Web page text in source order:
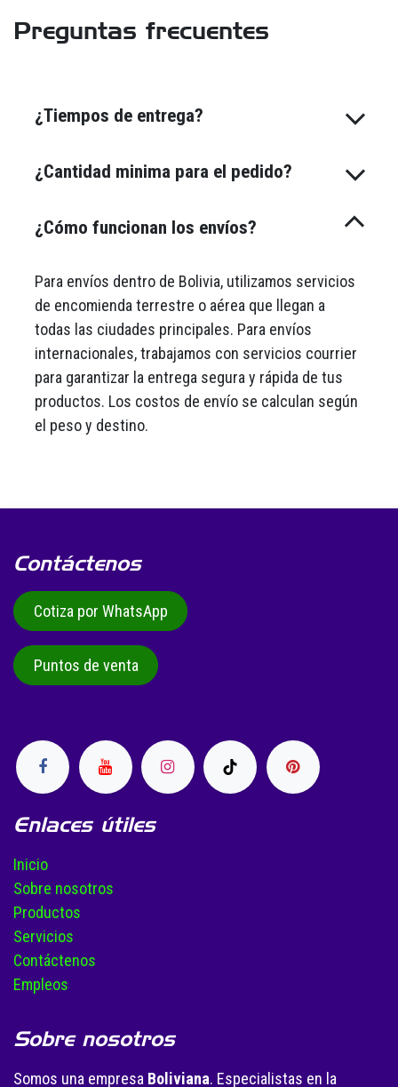
Preguntas frecuentes
¿Tiempos de entrega?
¿Cantidad minima para el pedido?
¿Cómo funcionan los envíos?
Para envíos dentro de Bolivia, utilizamos servicios
de encomienda terrestre o aérea que llegan a
todas las ciudades principales. Para envíos
internacionales, trabajamos con servicios courrier
para garantizar la entrega segura y rápida de tus
productos. Los costos de envío se calculan según
el peso y destino.
Enlaces útiles
Inicio
Sobre nosotros
Productos
Servicios
Contáctenos
Empleos
Sobre nosotros
Somos una empresa Boliviana. Especialistas en la
Contáctenos
Cotiza por WhatsApp
Puntos de venta